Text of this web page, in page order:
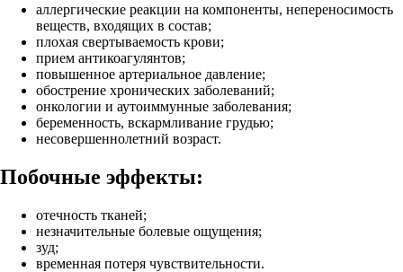
аллергические реакции на компоненты, непереносимость
веществ, входящих в состав;
плохая свертываемость крови;
прием антикоагулянтов;
повышенное артериальное давление;
обострение хронических заболеваний;
онкологии и аутоиммунные заболевания;
беременность, вскармливание грудью;
несовершеннолетний возраст.
Побочные эффекты:
отечность тканей;
незначительные болевые ощущения;
зуд;
временная потеря чувствительности.